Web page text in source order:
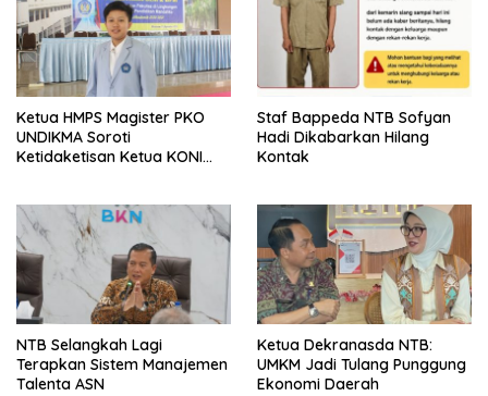
Ketua HMPS Magister PKO
UNDIKMA Soroti
Ketidaketisan Ketua KONI
Arena Kepentingan Sesaat
Staf Bappeda NTB Sofyan
Hadi Dikabarkan Hilang
Kontak
NTB Selangkah Lagi
Terapkan Sistem Manajemen
Talenta ASN
Ketua Dekranasda NTB:
UMKM Jadi Tulang Punggung
Ekonomi Daerah